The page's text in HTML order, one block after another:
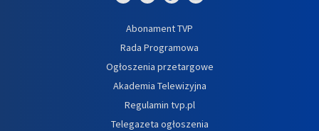
Abonament TVP
Rada Programowa
Ogłoszenia przetargowe
Akademia Telewizyjna
Regulamin tvp.pl
Telegazeta ogłoszenia